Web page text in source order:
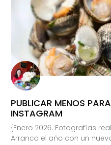
PUBLICAR MENOS
INSTAGRAM
{Enero 2026. Fotografías
Arranco el año con un